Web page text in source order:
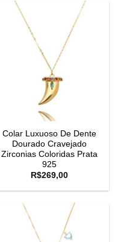
Colar Luxuoso De Dente
Dourado Cravejado
Zirconias Coloridas Prata
925
R$269,00